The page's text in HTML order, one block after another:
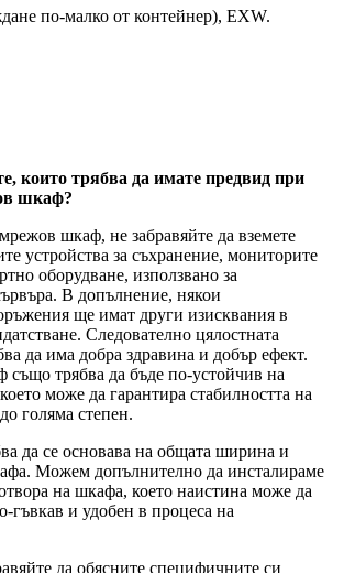
по-малко от контейнер), EXW.
които трябва да имате предвид при
шкаф?
шкаф, не забравяйте да вземете
устройства за съхранение, мониторите
оборудване, използвано за
В допълнение, някои
ще имат други изисквания в
Следователно цялостната
да има добра здравина и добър ефект.
трябва да бъде по-устойчив на
може да гарантира стабилността на
голяма степен.
да се основава на общата ширина и
Можем допълнително да инсталираме
на шкафа, което наистина може да
гъвкав и удобен в процеса на
да обясните специфичните си